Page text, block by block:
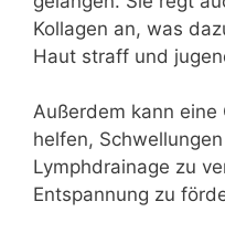
Kollagen an, was
Haut straff und
Außerdem kann eine
helfen,
Lymphdrainage zu
Entspannung zu